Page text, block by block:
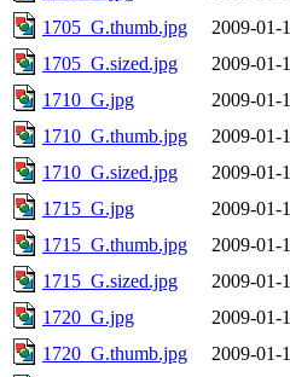
1705_G.thumb.jpg
2009-01-
1705_G.sized.jpg
2009-01-
1710_G.jpg
2009-01-
1710_G.thumb.jpg
2009-01-
1710_G.sized.jpg
2009-01-
1715_G.jpg
2009-01-
1715_G.thumb.jpg
2009-01-
1715_G.sized.jpg
2009-01-
1720_G.jpg
2009-01-
1720_G.thumb.jpg
2009-01-